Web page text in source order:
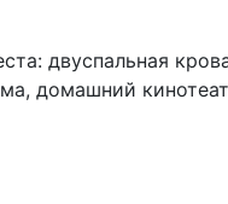
двуспальная
домашний